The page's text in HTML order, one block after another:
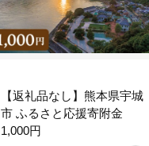
【返礼品なし】熊本県宇城
市 ふるさと応援寄附金
1,000円